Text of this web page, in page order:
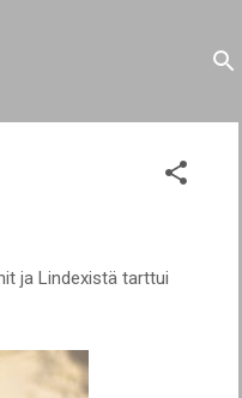
ja Lindexistä tarttui